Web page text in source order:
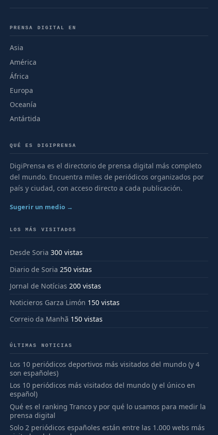
PRENSA DIGITAL EN
Asia
América
África
Europa
Oceanía
Antártida
QUÉ ES DIGIPRENSA
DigiPrensa es el directorio de prensa digital más completo
del mundo. Encuentra miles de periódicos organizados por
país y ciudad, con acceso directo a cada publicación.
Sugerir un medio →
LOS MÁS VISITADOS
Desde Soria 300 vistas
Diario de Soria 250 vistas
Jornal de Notícias 200 vistas
Noticieros Garza Limón 150 vistas
Correio da Manhã 150 vistas
ÚLTIMAS NOTICIAS
Los 10 periódicos deportivos más visitados del mundo (y 4
son españoles)
Los 10 periódicos más visitados del mundo (y el único en
español)
Qué es el ranking Tranco y por qué lo usamos para medir la
prensa digital
Solo 2 periódicos españoles están entre las 1.000 webs más